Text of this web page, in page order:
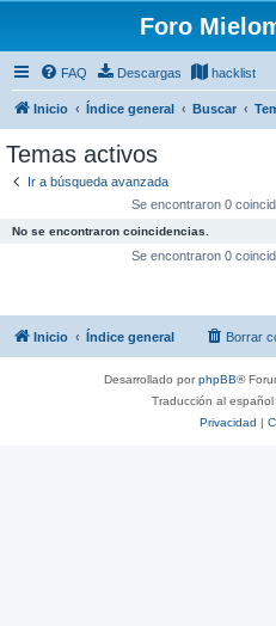
Foro
FAQ Descargas hacklist
Inicio Índice general Buscar
Temas activos
Ir a búsqueda avanzada
Se encontraron 0
No se encontraron coincidencias.
Se encontraron 0
Inicio Índice general Borrar
Desarrollado porphpBB®
Traducción al
Privacidad |